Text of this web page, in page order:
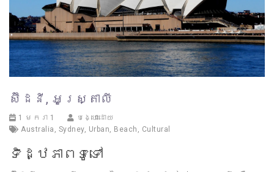
ស៊ីដនី, អូស្ត្រាលី
1 មករា 1
បង្ហោះដោយ
Australia , Sydney, Urban, Beach , Cultural
ទិដ្ឋភាពទូទៅ